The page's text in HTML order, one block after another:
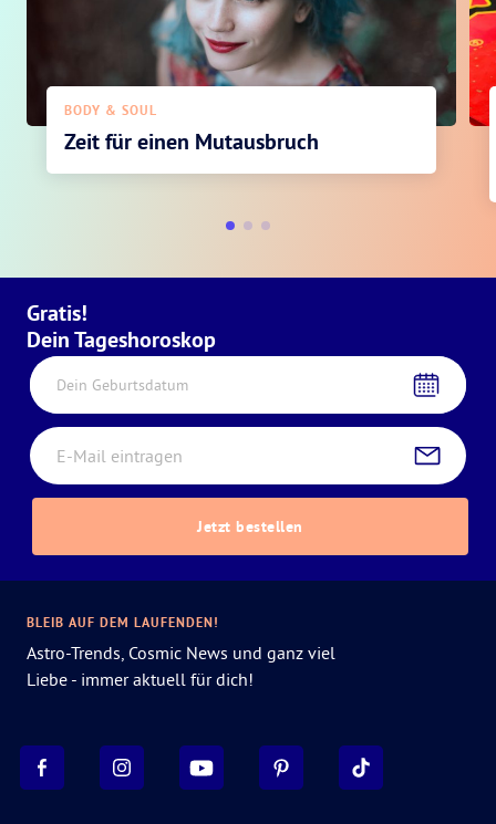
BODY & SOUL
Zeit für einen Mutausbruch
Gratis!
Dein Tageshoroskop
Dein Geburtsdatum
Jetzt bestellen
BLEIB AUF DEM LAUFENDEN!
Astro-Trends, Cosmic News und ganz viel
Liebe - immer aktuell für dich!